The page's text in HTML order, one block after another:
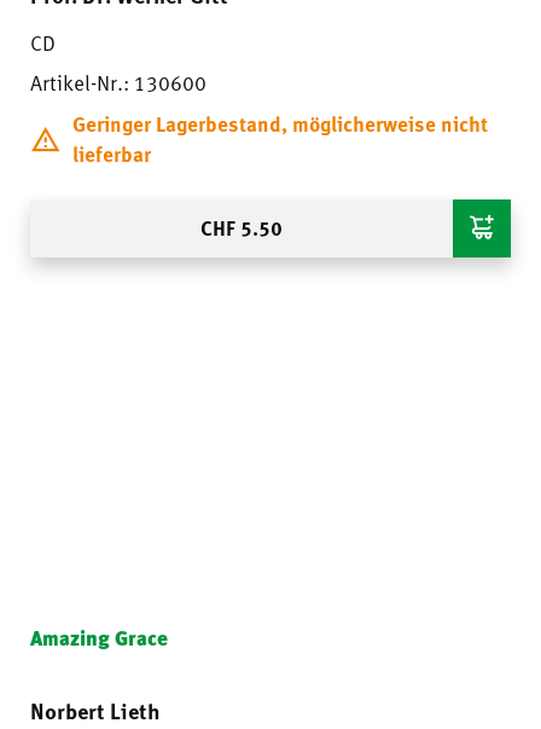
CD
Artikel-Nr.: 130600
Geringer Lagerbestand, möglicherweise nicht
lieferbar
CHF 5.50
Amazing Grace
Norbert Lieth